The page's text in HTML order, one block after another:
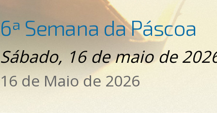
6ª Semana da Páscoa
Sábado, 16 de maio de
16 de Maio de 2026